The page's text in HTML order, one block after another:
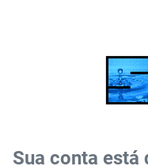
Sua conta está